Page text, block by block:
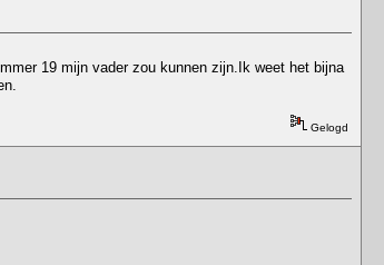
19 mijn vader zou kunnen zijn.Ik weet het bijna
Gelogd